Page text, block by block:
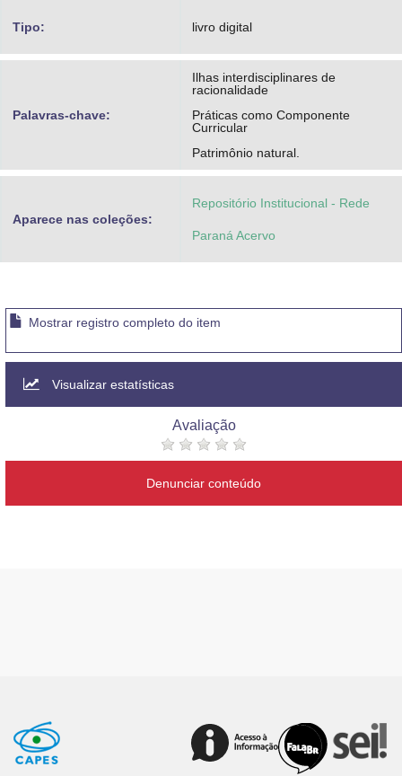
Tipo: livro digital
Palavras-chave:
Ilhas interdisciplinares de
racionalidade
Práticas como Componente
Curricular
Patrimônio natural.
Aparece nas coleções:
Repositório Institucional - Rede
Paraná Acervo
Mostrar registro completo do item
Visualizar estatísticas
Avaliação
Denunciar conteúdo